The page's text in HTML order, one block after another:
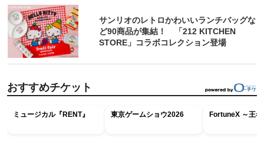
サンリオのレトロかわいいランチバッグな
ど90商品が集結！ 「212 KITCHEN
STORE」コラボコレクション登場
おすすめチケット
ミュージカル『RENT』 東京ゲームショウ2026 FortuneX ～王